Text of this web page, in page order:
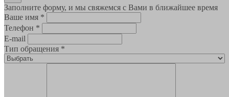
Заполните форму, и мы свяжемся с Вами в ближайшее время
Ваше имя *
Телефон *
E-mail
Тип обращения *